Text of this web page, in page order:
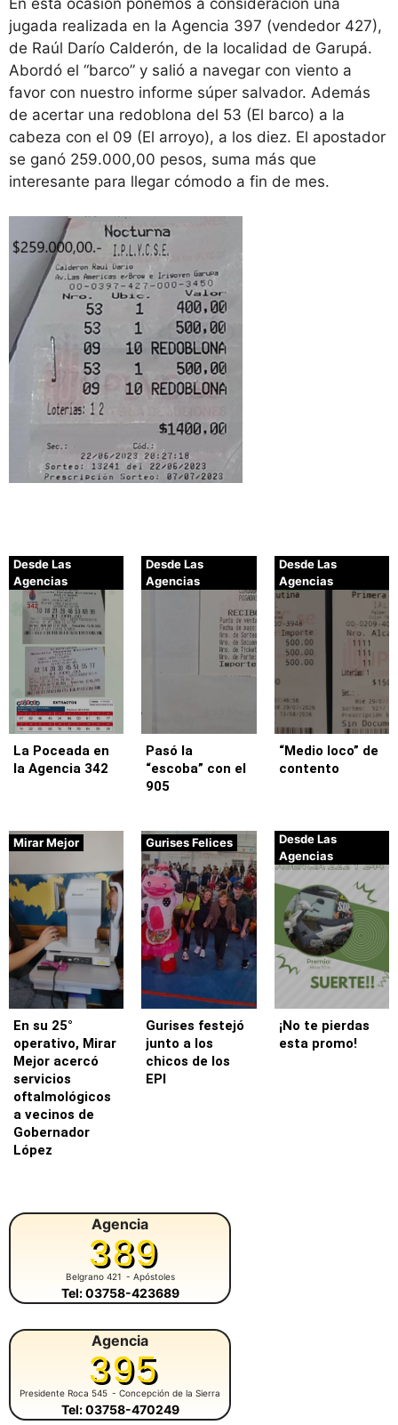
En esta ocasión ponemos a consideración una
jugada realizada en la Agencia 397 (vendedor 427),
de Raúl Darío Calderón, de la localidad de Garupá.
Abordó el “barco” y salió a navegar con viento a
favor con nuestro informe súper salvador. Además
de acertar una redoblona del 53 (El barco) a la
cabeza con el 09 (El arroyo), a los diez. El apostador
se ganó 259.000,00 pesos, suma más que
interesante para llegar cómodo a fin de mes.
Desde Las
Agencias
La Poceada en
la Agencia 342
Desde Las
Agencias
Pasó la
“escoba” con el
905
Desde Las
Agencias
“Medio loco” de
contento
Mirar Mejor
En su 25°
operativo, Mirar
Mejor acercó
servicios
oftalmológicos
a vecinos de
Gobernador
López
Gurises Felices
Gurises festejó
junto a los
chicos de los
EPI
Desde Las
Agencias
¡No te pierdas
esta promo!
Agencia
389
Belgrano 421 - Apóstoles
Tel: 03758-423689
Agencia
395
Presidente Roca 545 - Concepción de la Sierra
Tel: 03758-470249